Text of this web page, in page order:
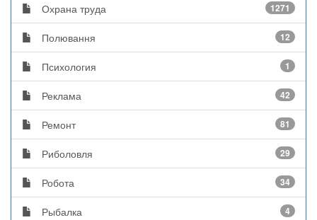
Охрана труда 1271
Полювання 12
Психология 1
Реклама 42
Ремонт 81
Риболовля 29
Робота 34
Рыбалка 4